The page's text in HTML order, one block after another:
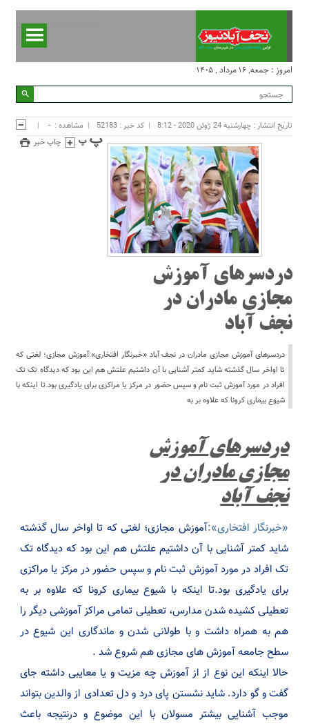
امروز : جمعه, ۱۶ مرداد , ۱۴۰۵
تاریخ انتشار : چهارشنبه 24 ژوئن 2020 - 8:12 کد خبر : 52183 مشاهده : -
چاپ خبر
دردسرهای آموزش
مجازی مادران در
نجف آباد
دردسرهای آموزش مجازی مادران در نجف آباد «خبرنگار افتخاری»:آموزش مجازی؛ لغتی که
تا اواخر سال گذشته شاید کمتر آشنایی با آن داشتیم علتش هم این بود که دیدگاه تک تک
افراد در مورد آموزش ثبت نام و سپس حضور در مرکز یا مراکزی برای یادگیری بود.تا اینکه با
شیوع بیماری کرونا که علاوه بر به
دردسرهای آموزش
مجازی مادران در
نجف آباد
«خبرنگار افتخاری»:آموزش مجازی؛ لغتی که تا اواخر سال گذشته
شاید کمتر آشنایی با آن داشتیم علتش هم این بود که دیدگاه تک
تک افراد در مورد آموزش ثبت نام و سپس حضور در مرکز یا مراکزی
برای یادگیری بود.تا اینکه با شیوع بیماری کرونا که علاوه بر به
تعطیلی کشیده شدن مدارس، تعطیلی تمامی مراکز آموزشی دیگر را
هم به همراه داشت و با طولانی شدن و ماندگاری این شیوع در
سطح جامعه آموزش های مجازی هم شروع شد .
حالا اینکه این نوع از از آموزش چه مزیت و یا معایبی داشته جای
گفت و گو دارد. شاید نشستن پای درد و دل تعدادی از والدین بتواند
موجب آشنایی بیشتر مسولان با این موضوع و درنتیجه باعث